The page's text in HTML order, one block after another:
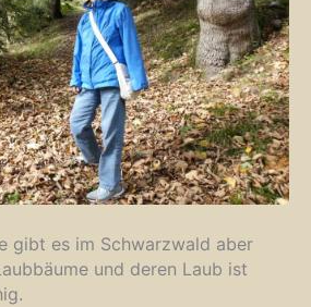
gibt es im Schwarzwald aber
und deren Laub ist